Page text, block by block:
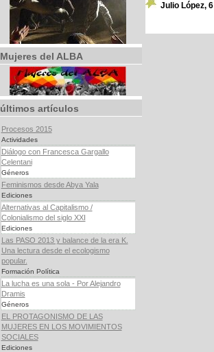
Mujeres del ALBA
últimos artículos
Procesos 2015
Actividades
Diálogo con Francesca Gargallo
Celentani
Géneros
Feminismos desde Abya Yala
Ediciones
Alternativas al Capitalismo /
Colonialismo del siglo XXI
Ediciones
Las PASO 2013 y balance de la era K.
Una lectura desde el ecologismo
popular.
Formación Política
La lucha es una sola - Por Alejandro
Dramis
Géneros
EL PROTAGONISMO DE LAS
MUJERES EN LOS MOVIMIENTOS
SOCIALES
Ediciones
Julio López,